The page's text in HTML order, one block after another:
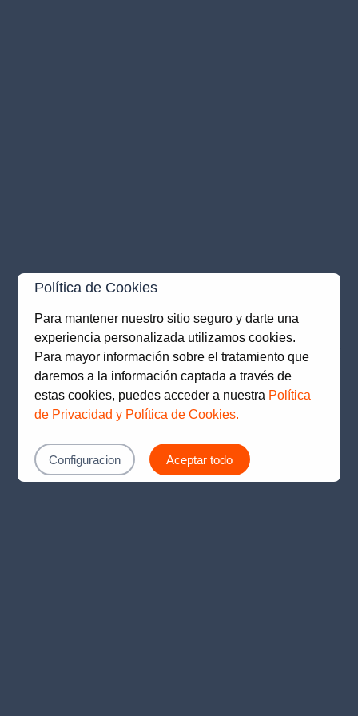
Política de Cookies
Para mantener nuestro sitio seguro y darte una
experiencia personalizada utilizamos cookies.
Para mayor información sobre el tratamiento que
daremos a la información captada a través de
estas cookies, puedes acceder a nuestra Política
de Privacidad y Política de Cookies.
Aceptar todo
Configuracion
Application error: a client-side exception has occurred while
loadingwww.prima.com.pe(see the browser console
more information).